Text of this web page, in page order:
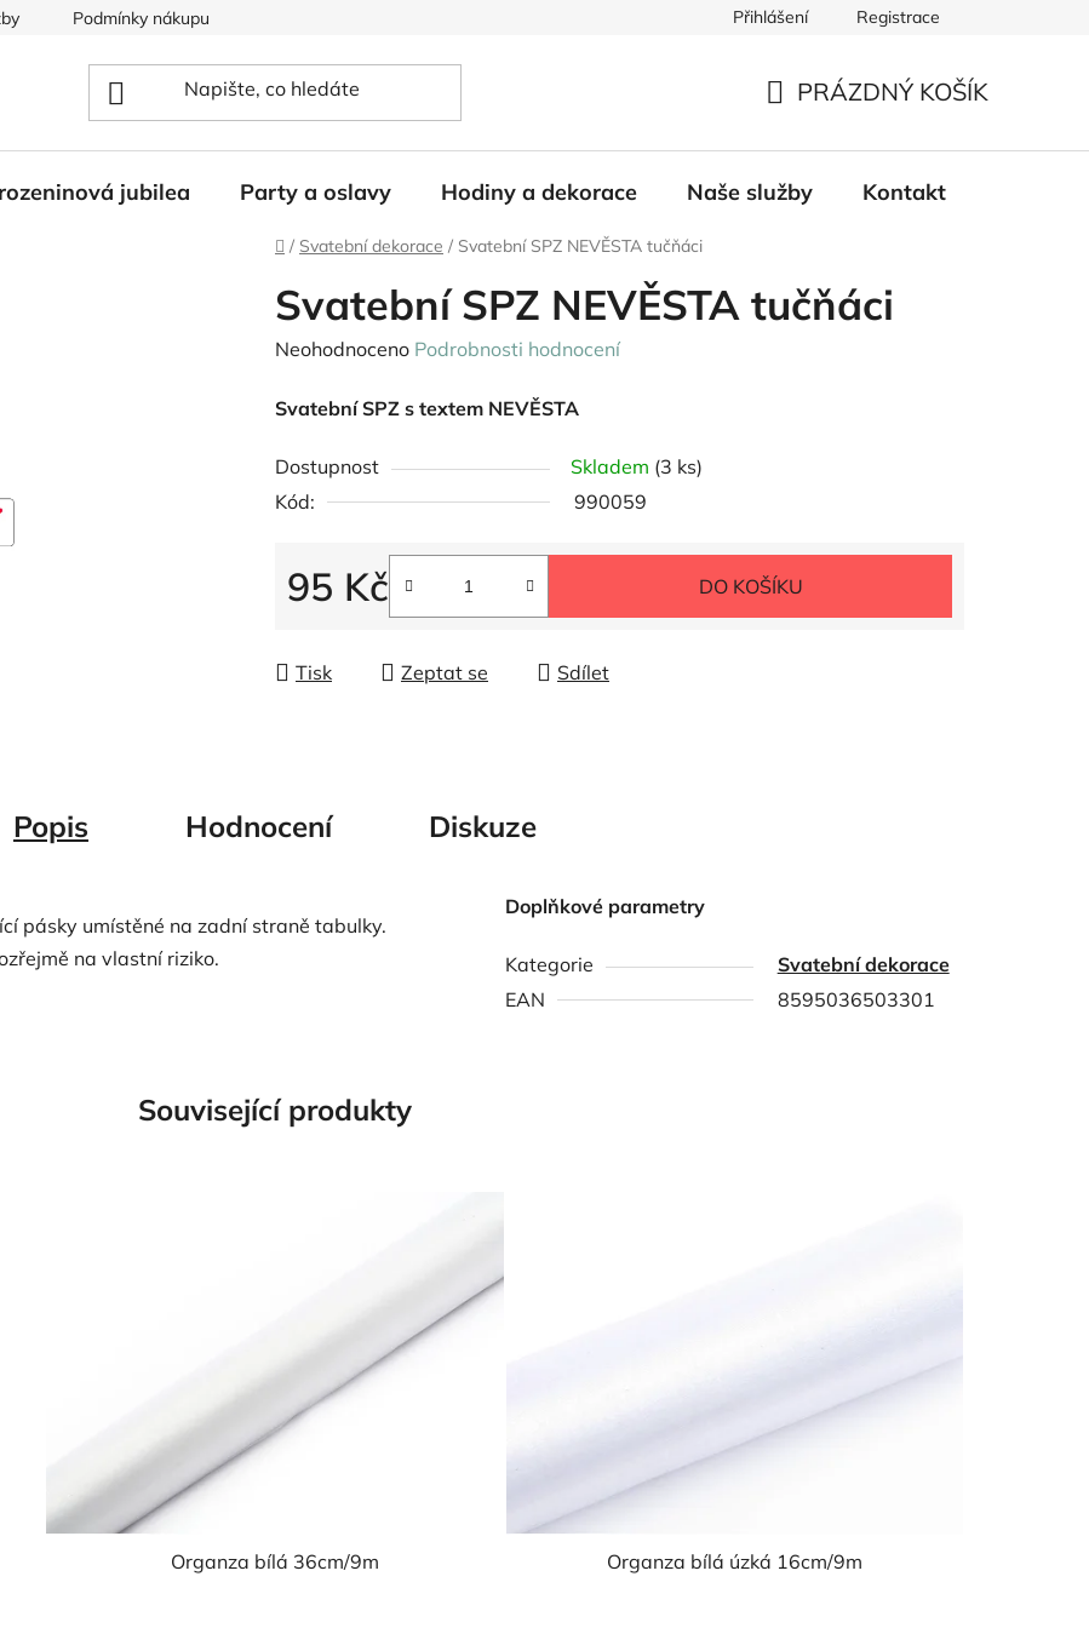
Podmínky nákupu Přihlášení Registrace
KOŠÍK
PRÁZDNÝ KOŠÍK
jubilea Party a oslavy Hodiny a dekorace Naše služby Kontakt
Domů
/ Svatební dekorace / Svatební SPZ NEVĚSTA tučňáci
Svatební SPZ NEVĚSTA tučňáci
Průměrné
produktu
0,0
z
hvězdiček.
Neohodnoceno Podrobnosti hodnocení
Svatební SPZ s textem NEVĚSTA
Dostupnost Skladem (3 ks)
Kód:
990059
95 Kč
Měrná cena:
DO KOŠÍKU
Tisk Zeptat se Sdílet
Popis Hodnocení Diskuze
pásky umístěné na zadní straně tabulky.
na vlastní riziko.
Doplňkové parametry
Kategorie
Svatební dekorace
EAN
8595036503301
Související produkty
Organza bílá 36cm/9m Organza bílá úzká 16cm/9m